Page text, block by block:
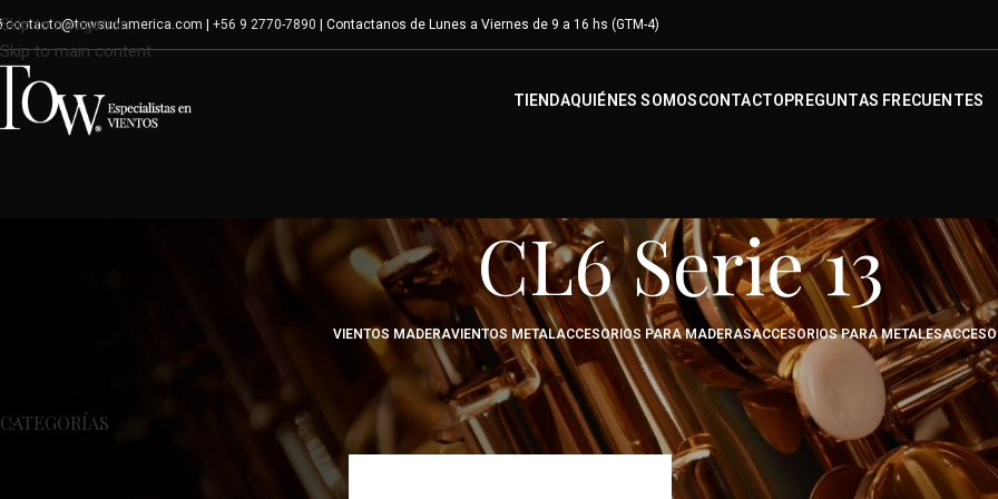
Skip to navigation
Skip to main content
contacto@towsudamerica.com +56 9 2770-7890 | Contactanos de Lunes a Viernes de 9 a 16 hs (GTM-4)
TIENDAQUIÉNES SOMOSCONTACTOPREGUNTAS FRECUENTES
CL6 Serie 13
VIENTOS MADERAVIENTOS METALACCESORIOS PARA MADERASACCESORIOS PARA METALES
CATEGORÍAS
Inicio/ Variante del producto /CL6 Serie 13